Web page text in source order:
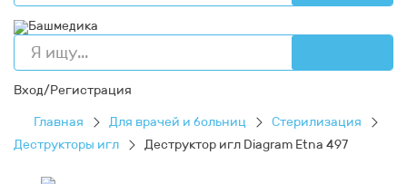
Вход/Регистрация
Главная Для врачей и больниц
Стерилизация
Деструкторы игл
Деструктор игл Diagram Etna 497